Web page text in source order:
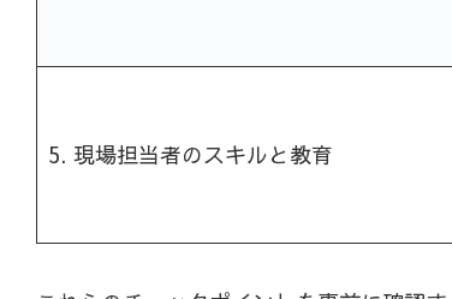
5. 現場担当者のスキルと教育